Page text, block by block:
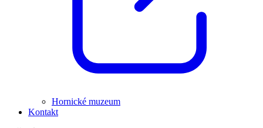
Hornické muzeum
Kontakt